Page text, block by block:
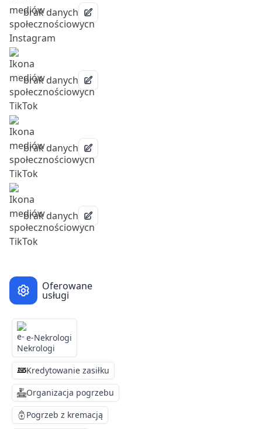
brak danych
brak danych
brak danych
brak danych
Oferowane
usługi
e-Nekrologi
Kredytowanie zasiłku
Organizacja pogrzebu
Pogrzeb z kremacją